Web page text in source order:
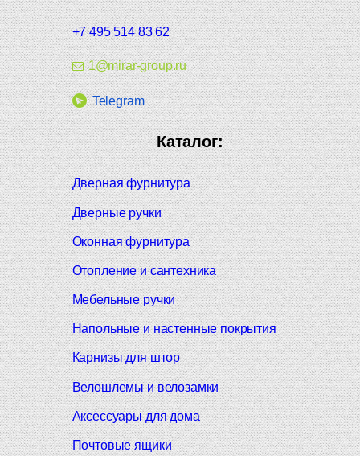
+7 495 514 83 62
1@mirar-group.ru
Telegram
Каталог:
Дверная фурнитура
Дверные ручки
Оконная фурнитура
Отопление и сантехника
Мебельные ручки
Напольные и настенные покрытия
Карнизы для штор
Велошлемы и велозамки
Аксессуары для дома
Почтовые ящики